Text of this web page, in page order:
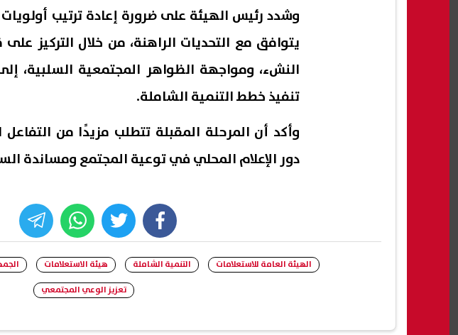
وشدد رئيس الهيئة على ضرورة إعادة ترتيب
يتوافق مع التحديات الراهنة، من خلال التركيز
النشء، ومواجهة الظواهر المجتمعية السلبية،
تنفيذ خطط التنمية الشاملة.
وأكد أن المرحلة المقبلة تتطلب مزيدًا من التفاعل
دور الإعلام المحلي في توعية المجتمع ومساندة
facebook
twitter
whats
الهيئة العامة للاستعلامات التنمية الشاملة هيئة الاستعلامات
تعزيز الوعي المجتمعي